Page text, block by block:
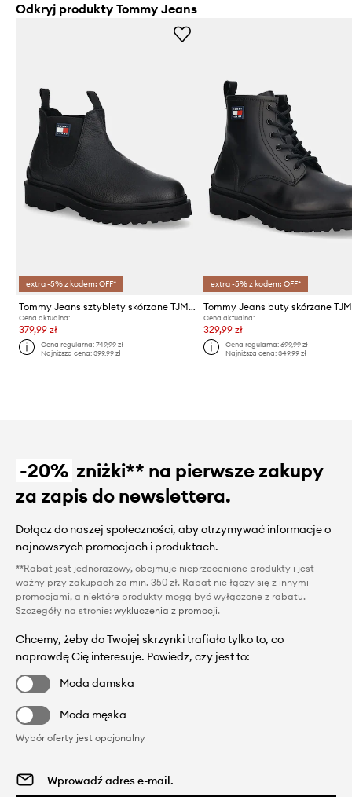
Odkryj produkty Tommy Jeans
extra -5% z kodem: OFF*
Tommy Jeans sztyblety skórzane TJM CHELSEA LEATHER WL
Cena aktualna:
379,99 zł
Cena regularna:749,99 zł
Najniższa cena:399,99 zł
extra -5% z kodem: OFF*
Cena aktualna:
329,99 zł
Cena regularna: 699,99 zł
Najniższa cena: 349,99 zł
-20% zniżki** na pierwsze zakupy
za zapis do newslettera.
Dołącz do naszej społeczności, aby otrzymywać informacje o
najnowszych promocjach i produktach.
**Rabat jest jednorazowy, obejmuje nieprzecenione produkty i jest
ważny przy zakupach za min. 350 zł. Rabat nie łączy się z innymi
promocjami, a niektóre produkty mogą być wyłączone z rabatu.
Szczegóły na stronie: wykluczenia z promocji.
Chcemy, żeby do Twojej skrzynki trafiało tylko to, co
naprawdę Cię interesuje. Powiedz, czy jest to:
Moda damska
Moda męska
Wybór oferty jest opcjonalny